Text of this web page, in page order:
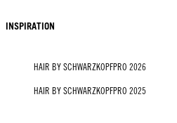
INSPIRATION
HAIR BY SCHWARZKOPFPRO 2026
HAIR BY SCHWARZKOPFPRO 2025